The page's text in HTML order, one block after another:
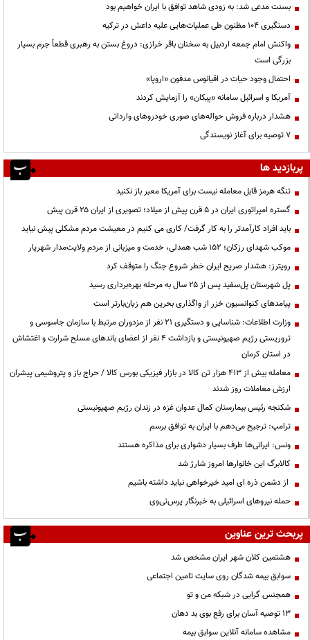
بسنت مدعی شد: به زودی شاهد توافق با ایران خواهیم بود
دستگیری ۱۰۴ مظنون طی عملیات‌هایی علیه داعش در ترکیه
واکنش امام جمعه اردبیل به سخنان باقر خرازی: دروغ بستن به رهبری قطعاً جرم بسیار
بزرگی است
احتمال وجود حیات در اقیانوس مدفون «اروپا»
آمریکا و اسرائیل سامانه «پیکان» را آزمایش کردند
هشدار درباره فروش حواله‌های صوری خودروهای وارداتی
۷ توصیه برای آغاز نویسندگی
پربازدید ها
تنگه هرمز قابل معامله نیست برای آمریکا معبر باز نکنید
گستره امپراتوری ایران در ۵ قرن پیش از میلاد؛ تصویری از ایران ۲۵ قرن پیش
باید افراد کارآمدتر را به کار گرفت/ کاری می کنیم در معیشت مردم مشکلی پیش نیاید
موکب شهدای رزکان؛ ۱۵۲ شب همدلی، خدمت و میزبانی از مردم ولایت‌مدار شهریار
رویترز: هشدار صریح ایران خطر شروع جنگ را متوقف کرد
پل شهرستان پل‌سفید پس از ۲۵ سال به مرحله بهره‌برداری رسید
پیامدهای کنوانسیون خزر از واگذاری بحرین هم زیان‌بارتر است
وزارت اطلاعات: شناسایی و دستگیری ۲۱ نفر از مزدوران مرتبط با سازمان جاسوسی و
تروریستی رژیم صهیونیستی و بازداشت ۴ نفر از اعضای باندهای مسلح شرارت و اغتشاش
در استان کرمان
معامله بیش از ۴۱۳ هزار تن کالا در بازار فیزیکی بورس کالا / حراج باز و پتروشیمی پیشران
ارزش معاملات روز شدند
شکنجه رئیس بیمارستان کمال عدوان غزه در زندان رژیم صهیونیستی
ترامپ: ترجیح می‌دهم با ایران به توافق برسم
ونس: ایرانی‌ها طرف بسیار دشواری برای مذاکره هستند
کالابرگ این خانوارها امروز شارژ شد
از دشمن ذره ای امید خیرخواهی نباید داشته باشیم
حمله نیروهای اسرائیلی به خبرنگار پرس‌تی‌وی
پربحث ترین عناوین
هشتمین کلان شهر ایران مشخص شد
سوابق بیمه شدگان روی سایت تامین اجتماعی
همجنس گرایی در شبکه من و تو
13 توصیه آسان برای رفع بوی بد دهان
مشاهده سامانه آنلاين سوابق بیمه